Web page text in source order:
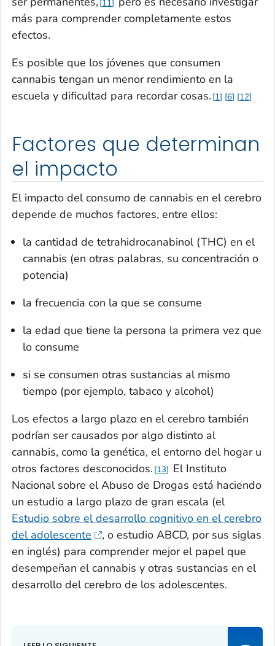
11
más para comprender completamente estos
efectos.
Es posible que los jóvenes que consumen
cannabis tengan un menor rendimiento en la
escuela y dificultad para recordar cosas. 1 6 12
Factores que determinan
el impacto
El impacto del consumo de cannabis en el cerebro
depende de muchos factores, entre ellos:
la cantidad de tetrahidrocanabinol (THC) en el
cannabis (en otras palabras, su concentración o
potencia)
la frecuencia con la que se consume
la edad que tiene la persona la primera vez que
lo consume
si se consumen otras sustancias al mismo
tiempo (por ejemplo, tabaco y alcohol)
Los efectos a largo plazo en el cerebro también
podrían ser causados por algo distinto al
cannabis, como la genética, el entorno del hogar u
otros factores desconocidos. 13
El Instituto
Nacional sobre el Abuso de Drogas está haciendo
un estudio a largo plazo de gran escala (el
Estudio sobre el desarrollo cognitivo en el cerebro
del adolescente
, o estudio ABCD, por sus siglas
en inglés) para comprender mejor el papel que
desempeñan el cannabis y otras sustancias en el
desarrollo del cerebro de los adolescentes.